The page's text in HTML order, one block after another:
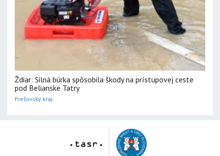
Ždiar: Silná búrka spôsobila škody na prístupovej ceste
pod Belianske Tatry
Prešovský kraj